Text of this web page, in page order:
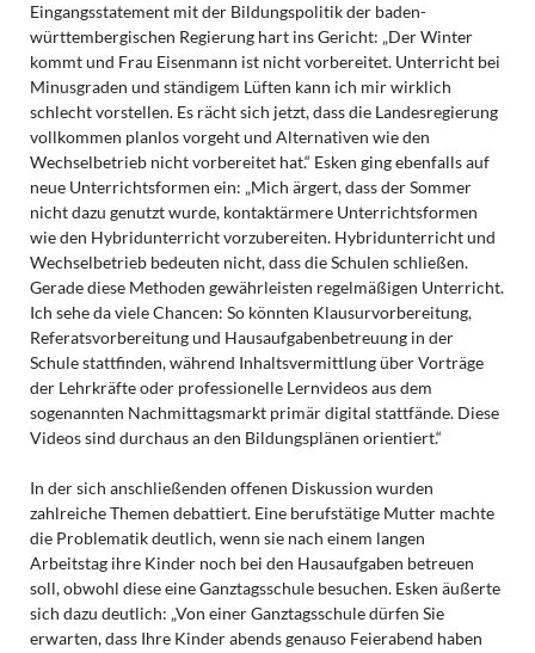
Eingangsstatement mit der Bildungspolitik der baden-
württembergischen Regierung hart ins Gericht: „Der Winter
kommt und Frau Eisenmann ist nicht vorbereitet. Unterricht bei
Minusgraden und ständigem Lüften kann ich mir wirklich
schlecht vorstellen. Es rächt sich jetzt, dass die Landesregierung
vollkommen planlos vorgeht und Alternativen wie den
Wechselbetrieb nicht vorbereitet hat.“ Esken ging ebenfalls auf
neue Unterrichtsformen ein: „Mich ärgert, dass der Sommer
nicht dazu genutzt wurde, kontaktärmere Unterrichtsformen
wie den Hybridunterricht vorzubereiten. Hybridunterricht und
Wechselbetrieb bedeuten nicht, dass die Schulen schließen.
Gerade diese Methoden gewährleisten regelmäßigen Unterricht.
Ich sehe da viele Chancen: So könnten Klausurvorbereitung,
Referatsvorbereitung und Hausaufgabenbetreuung in der
Schule stattfinden, während Inhaltsvermittlung über Vorträge
der Lehrkräfte oder professionelle Lernvideos aus dem
sogenannten Nachmittagsmarkt primär digital stattfände. Diese
Videos sind durchaus an den Bildungsplänen orientiert.“
In der sich anschließenden offenen Diskussion wurden
zahlreiche Themen debattiert. Eine berufstätige Mutter machte
die Problematik deutlich, wenn sie nach einem langen
Arbeitstag ihre Kinder noch bei den Hausaufgaben betreuen
soll, obwohl diese eine Ganztagsschule besuchen. Esken äußerte
sich dazu deutlich: „Von einer Ganztagsschule dürfen Sie
erwarten, dass Ihre Kinder abends genauso Feierabend haben